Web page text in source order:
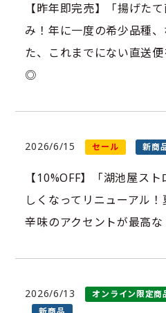
【昨年即完売】「揚げた
み！年に一度の希少品種
た、これまでにない直送
◎
2026/6/15 セール 新商
【10%OFF】「湖池屋ス
しくなってリニューアル
辛味のアクセントが最高
2026/6/13 オンライン限定商